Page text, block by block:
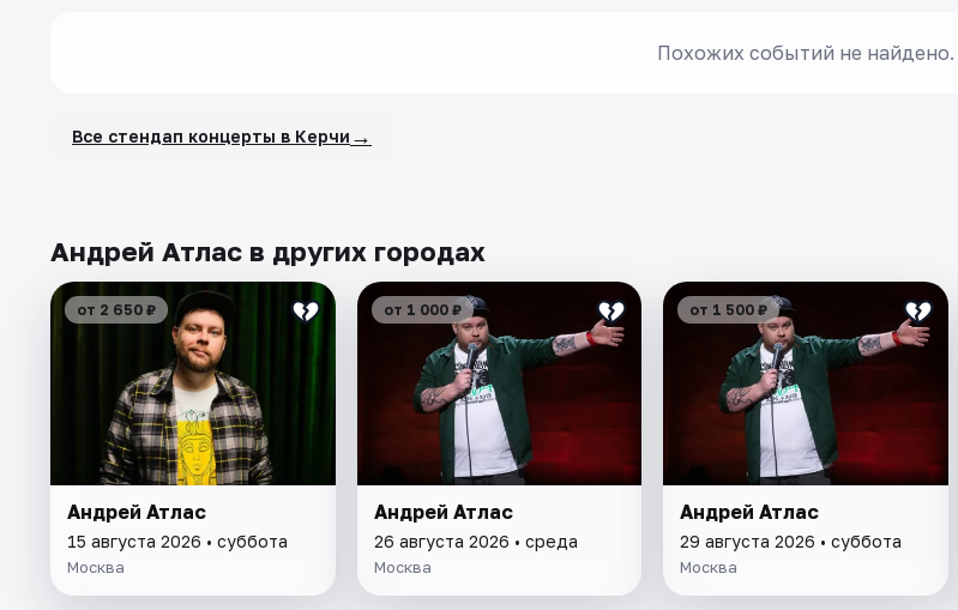
Похожих событий не найдено.
Все стендап концерты в Керчи →
Андрей Атлас в других городах
от 2 650 ₽
Андрей Атлас
15 августа 2026 • суббота
Москва
от 1 000 ₽
Андрей Атлас
26 августа 2026 • среда
Москва
от 1 500 ₽
Андрей Атлас
29 августа 2026 • суббота
Москва